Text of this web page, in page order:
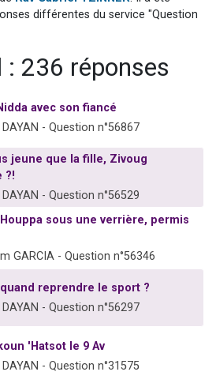
13 personnes viennent de demander une bénédiction
49 places pour étudier en groupe sur Zoom
nouvelles musiques dans Torah-Box Music
différentes du service "Question
: 236 réponses
avec son fiancé
- Question n°56867
jeune que la fille, Zivoug
?!
- Question n°56529
sous une verrière, permis
GARCIA - Question n°56346
reprendre le sport ?
- Question n°56297
'Hatsot le 9 Av
- Question n°31575